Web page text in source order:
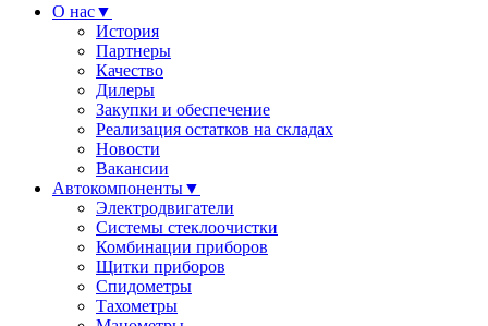
О нас▼
История
Партнеры
Качество
Дилеры
Закупки и обеспечение
Реализация остатков на складах
Новости
Вакансии
Автокомпоненты▼
Электродвигатели
Системы стеклоочистки
Комбинации приборов
Щитки приборов
Спидометры
Тахометры